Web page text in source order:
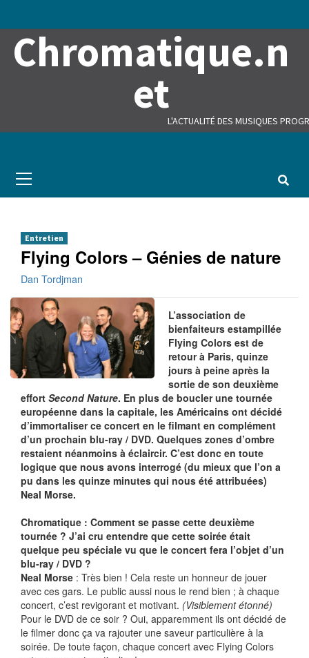
Chromatique.n
et
L'ACTUALITÉ DES MUSIQUES
Menu
Entretien
Flying Colors – Génies de nature
Dan Tordjman
L’association de
bienfaiteurs estampillée
Flying Colors est de
retour à Paris, quinze
jours à peine après la
sortie de son deuxième
effort Second Nature. En plus de boucler une tournée
européenne dans la capitale, les Américains ont décidé
d’immortaliser ce concert en le filmant en complément
d’un prochain blu-ray / DVD. Quelques zones d’ombre
restaient néanmoins à éclaircir. C’est donc en toute
logique que nous avons interrogé (du mieux que l’on a
pu dans les quinze minutes qui nous été attribuées)
Neal Morse.
Chromatique : Comment se passe cette deuxième
tournée ? J’ai cru entendre que cette soirée était
quelque peu spéciale vu que le concert fera l’objet d’un
blu-ray / DVD ?
Neal Morse : Très bien ! Cela reste un honneur de jouer
avec ces gars. Le public aussi nous le rend bien ; à chaque
concert, c’est revigorant et motivant. (Visiblement étonné)
Pour le DVD de ce soir ? Oui, apparemment ils ont décidé de
le filmer donc ça va rajouter une saveur particulière à la
soirée. De toute façon, chaque concert avec Flying Colors